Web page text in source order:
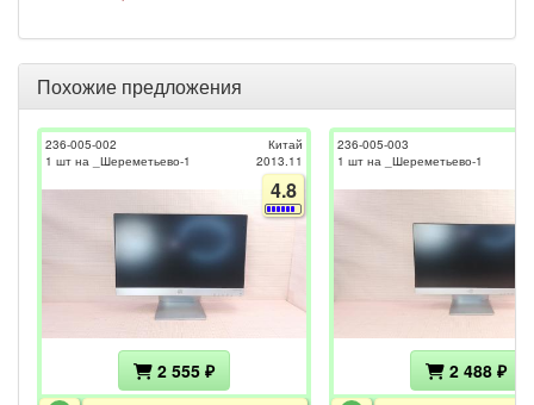
Похожие предложения
236-005-002
1 шт на _Шереметьево-1
Китай
2013.11
4.8
2 555 ₽
236-005-003
1 шт на _Шереметьево-1
2 488 ₽